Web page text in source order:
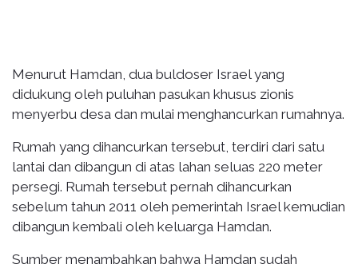
Menurut Hamdan, dua buldoser Israel yang
didukung oleh puluhan pasukan khusus zionis
menyerbu desa dan mulai menghancurkan rumahnya.
Rumah yang dihancurkan tersebut, terdiri dari satu
lantai dan dibangun di atas lahan seluas 220 meter
persegi. Rumah tersebut pernah dihancurkan
sebelum tahun 2011 oleh pemerintah Israel kemudian
dibangun kembali oleh keluarga Hamdan.
Sumber menambahkan bahwa Hamdan sudah